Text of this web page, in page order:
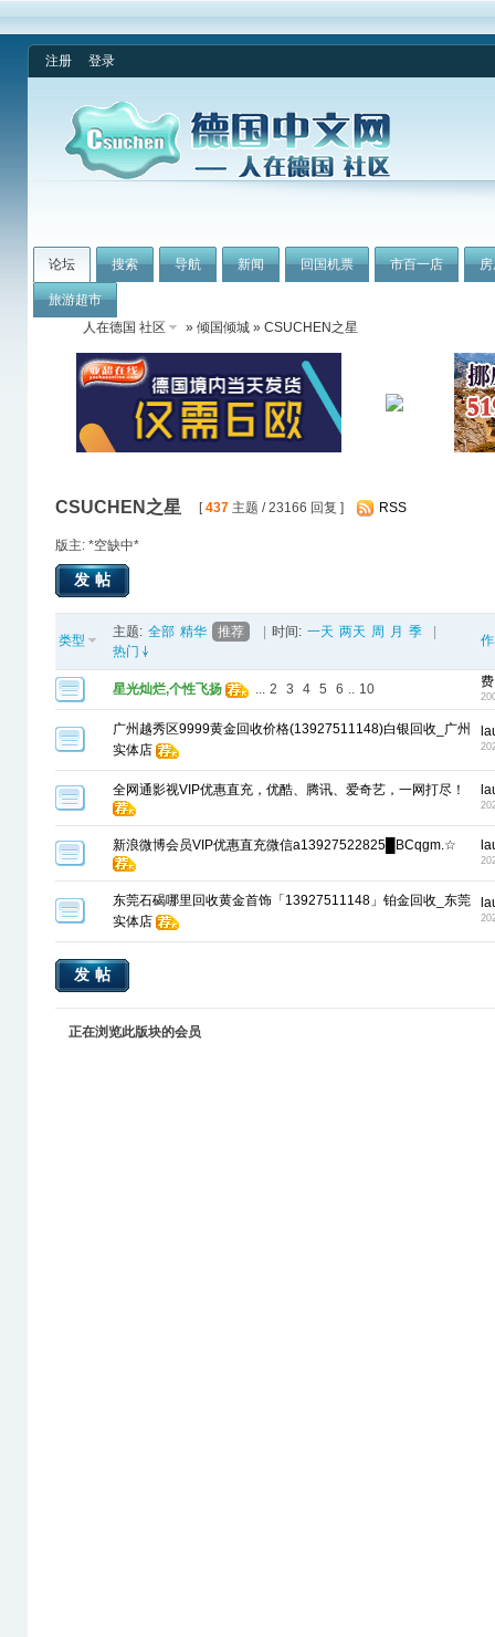
注册 登录
论坛 搜索 导航 新闻 回国机票 市百一店
旅游超市
人在德国 社区
» 倾国倾城 » CSUCHEN之星
CSUCHEN之星 [437 主题 / 23166 回复 ] RSS
版主: *空缺中*
发帖
类型
主题: 全部 精华 推荐 时间: 一天 两天 周 月 季
热门
星光灿烂,个性飞扬 ... 2 3 4 5 6 .. 10
广州越秀区9999黄金回收价格(13927511148)白银回收_广州
实体店
全网通影视VIP优惠直充，优酷、腾讯、爱奇艺，一网打尽！
新浪微博会员VIP优惠直充微信a13927522825█BCqgm.☆
东莞石碣哪里回收黄金首饰「13927511148」铂金回收_东莞
实体店
发帖
正在浏览此版块的会员